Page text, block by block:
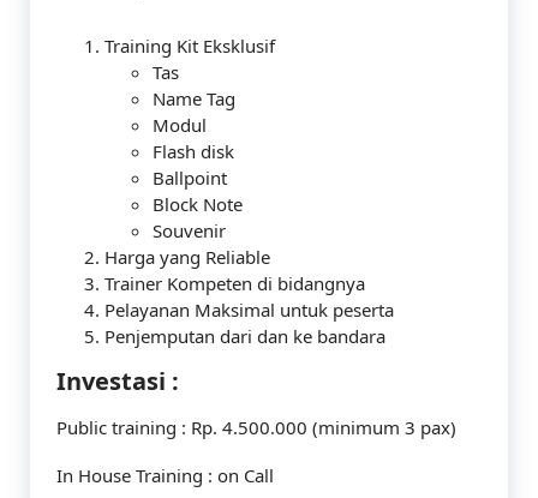
Training Kit Eksklusif
Tas
Name Tag
Modul
Flash disk
Ballpoint
Block Note
Souvenir
Harga yang Reliable
Trainer Kompeten di bidangnya
Pelayanan Maksimal untuk peserta
Penjemputan dari dan ke bandara
Investasi :
Public training : Rp. 4.500.000 (minimum 3 pax)
In House Training : on Call